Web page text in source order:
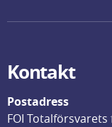
Kontakt
Postadress
FOI